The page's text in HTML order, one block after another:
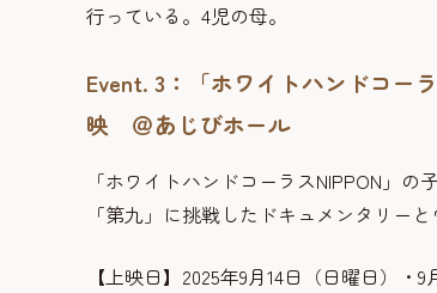
行っている。4児の母。
Event. 3：「ホワイトハンドコー
映 ＠あじびホール
「ホワイトハンドコーラスNIPPON」
「第九」に挑戦したドキュメンタリー
【上映日】2025年9月14日（日曜日）・9